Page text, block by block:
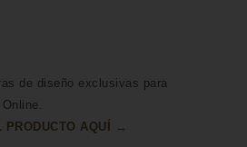
de diseño exclusivas para
PRODUCTO AQUÍ →